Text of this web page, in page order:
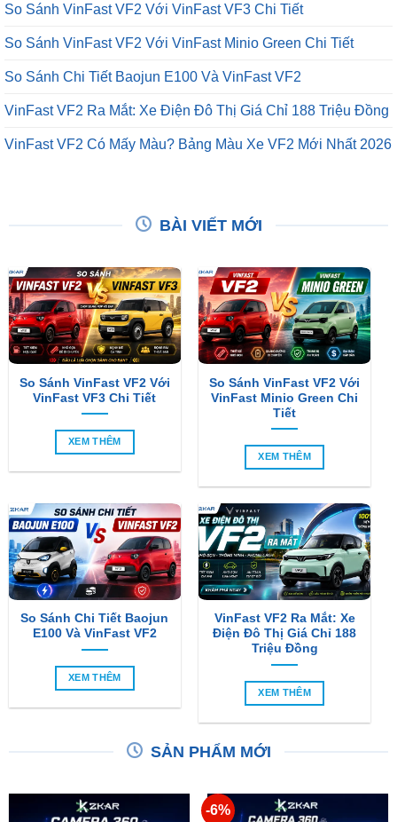
So Sánh VinFast VF2 Với VinFast VF3 Chi Tiết
So Sánh VinFast VF2 Với VinFast Minio Green Chi Tiết
So Sánh Chi Tiết Baojun E100 Và VinFast VF2
VinFast VF2 Ra Mắt: Xe Điện Đô Thị Giá Chỉ 188 Triệu Đồng
VinFast VF2 Có Mấy Màu? Bảng Màu Xe VF2 Mới Nhất 2026
BÀI VIẾT MỚI
So Sánh VinFast VF2 Với
VinFast VF3 Chi Tiết
XEM THÊM
So Sánh VinFast VF2 Với
VinFast Minio Green Chi
Tiết
XEM THÊM
So Sánh Chi Tiết Baojun
E100 Và VinFast VF2
XEM THÊM
VinFast VF2 Ra Mắt: Xe
Điện Đô Thị Giá Chỉ 188
Triệu Đồng
XEM THÊM
SẢN PHẨM MỚI
-6%